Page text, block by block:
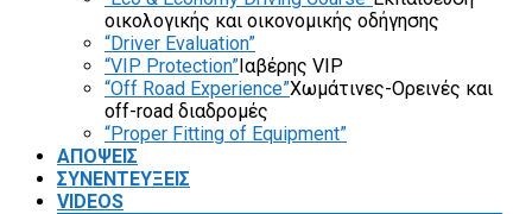
οικολογικής και οικονομικής οδήγησης
“Driver Evaluation”
“VIP Protection”Ιαβέρης VIP
“Off Road Experience”Χωμάτινες-Ορεινές και
off-road διαδρομές
“Proper Fitting of Equipment”
ΑΠΟΨΕΙΣ
ΣΥΝΕΝΤΕΥΞΕΙΣ
VIDEOS